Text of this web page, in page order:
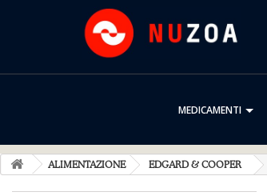
MEDICAMENTI
ALIMENTAZIONE EDGARD & COOPER